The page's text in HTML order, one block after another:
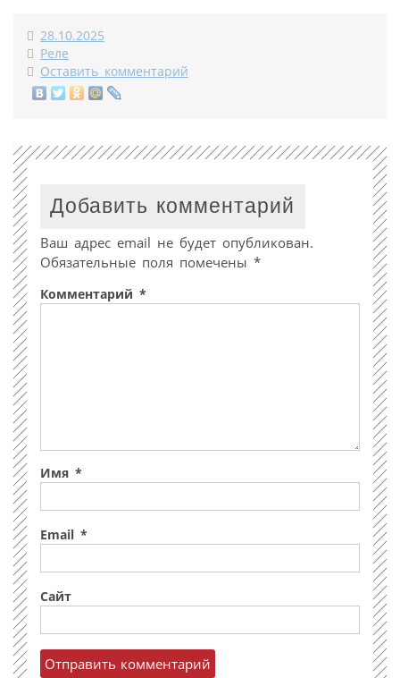
28.10.2025
Реле
Оставить комментарий
Добавить комментарий
Ваш адрес email не будет опубликован.
Обязательные поля помечены *
Комментарий *
Имя *
Email *
Сайт